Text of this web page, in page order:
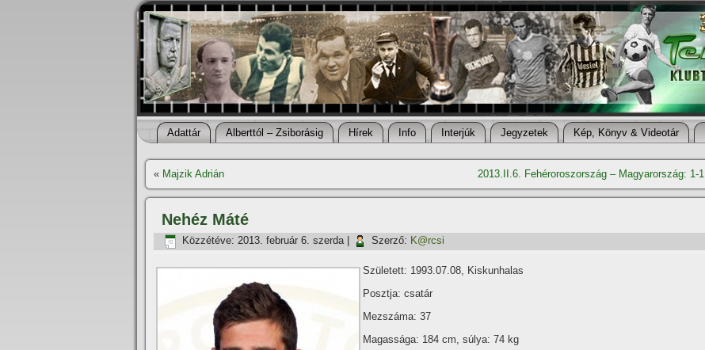
Adattár Alberttól – Zsiborásig Hí­rek Info Interjúk Jegyzetek Kép, Könyv & Videotár
« Majzik Adrián 2013.II.6. Fehéroroszország – Magyarország: 1-1
Nehéz Máté
Közzétéve: 2013. február 6. szerda| Szerző: K@rcsi
Született: 1993.07.08, Kiskunhalas
Posztja: csatár
Mezszáma: 37
Magassága: 184 cm, súlya: 74 kg